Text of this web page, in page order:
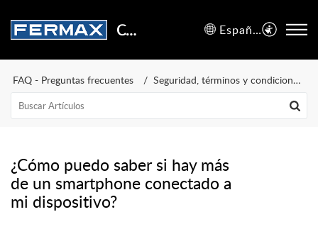
Centro de Soporte Español (España)
FAQ - Preguntas frecuentes Seguridad, términos y condiciones de uso
¿Cómo puedo saber si hay más
de un smartphone conectado a
mi dispositivo?